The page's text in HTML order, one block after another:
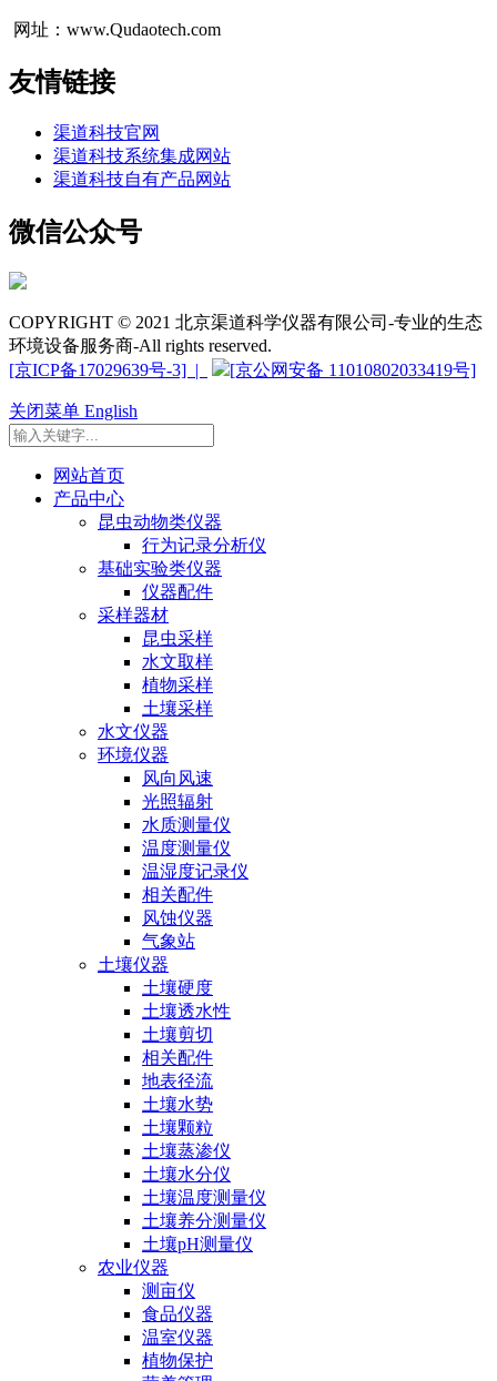
网址：www.Qudaotech.com
友情链接
渠道科技官网
渠道科技系统集成网站
渠道科技自有产品网站
微信公众号
COPYRIGHT © 2021 北京渠道科学仪器有限公司-专业的生态
环境设备服务商-All rights reserved.
[京ICP备17029639号-3] |
[京公网安备 11010802033419号]
关闭菜单 English
网站首页
产品中心
昆虫动物类仪器
行为记录分析仪
基础实验类仪器
仪器配件
采样器材
昆虫采样
水文取样
植物采样
土壤采样
水文仪器
环境仪器
风向风速
光照辐射
水质测量仪
温度测量仪
温湿度记录仪
相关配件
风蚀仪器
气象站
土壤仪器
土壤硬度
土壤透水性
土壤剪切
相关配件
地表径流
土壤水势
土壤颗粒
土壤蒸渗仪
土壤水分仪
土壤温度测量仪
土壤养分测量仪
土壤pH测量仪
农业仪器
测亩仪
食品仪器
温室仪器
植物保护